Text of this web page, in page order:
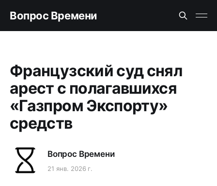
Вопрос Времени
Французский суд снял
арест с полагавшихся
«Газпром Экспорту»
средств
Вопрос Времени
21 янв. 2026 г.